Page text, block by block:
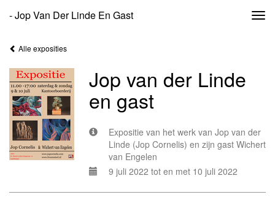
- Jop Van Der Linde En Gast
Alle exposities
Jop van der Linde
en gast
Expositie van het werk van Jop van der
Linde (Jop Cornelis) en zijn gast Wichert
van Engelen
9 juli 2022 tot en met 10 juli 2022